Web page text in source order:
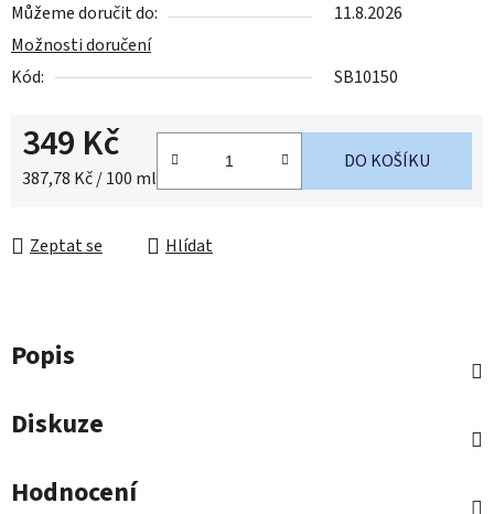
Můžeme doručit do:
11.8.2026
Možnosti doručení
Kód:
SB10150
349 Kč
Měrná cena:
387,78 Kč / 100 ml
DO KOŠÍKU
Zeptat se Hlídat
Popis
Diskuze
Hodnocení